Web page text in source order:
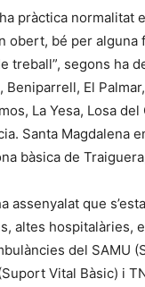
pràctica normalitat
obert, bé per
treball”, segons ha
El
La Yesa, Losa
Santa Magdalena
bàsica de
assenyalat que
altes hospitalàries,
del SAMU
Vital Bàsic) i